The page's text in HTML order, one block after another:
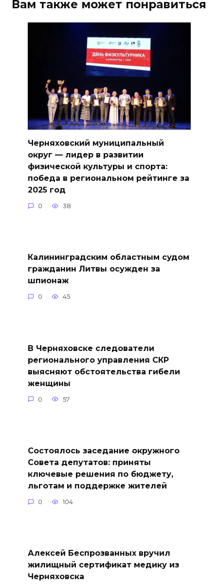
Вам также может понравиться
Черняховский муниципальный
округ — лидер в развитии
физической культуры и спорта:
победа в региональном рейтинге за
2025 год
0 38
Калининградским областным судом
гражданин Литвы осужден за
шпионаж
0 45
В Черняховске следователи
регионального управления СКР
выясняют обстоятельства гибели
женщины
0 57
Состоялось заседание окружного
Совета депутатов: приняты
ключевые решения по бюджету,
льготам и поддержке жителей
0 104
Алексей Беспрозванных вручил
жилищный сертификат медику из
Черняховска